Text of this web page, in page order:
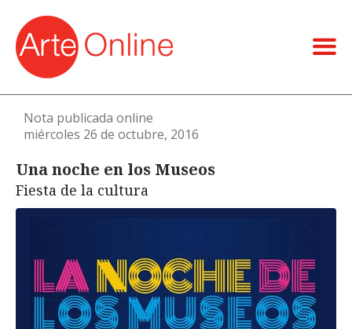
Nota publicada online
miércoles 26 de octubre, 2016
Una noche en los Museos
Fiesta de la cultura